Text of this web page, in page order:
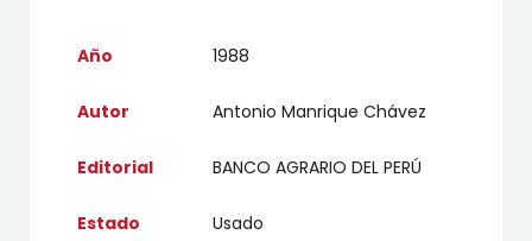
Año 1988
Autor Antonio Manrique Chávez
Editorial BANCO AGRARIO DEL PERÚ
Estado Usado